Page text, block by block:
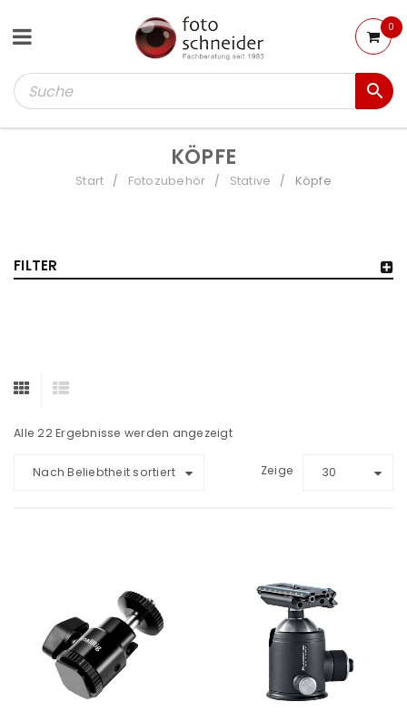
0
KÖPFE
Start / Fotozubehör / Stative / Köpfe
FILTER
Alle 22 Ergebnisse werden angezeigt
Nach Beliebtheit sortiert Zeige 30